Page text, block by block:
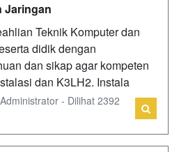
Jaringan
Teknik Komputer dan
didik dengan
dan sikap agar kompeten
dan K3LH2. Instala
- Dilihat 2392